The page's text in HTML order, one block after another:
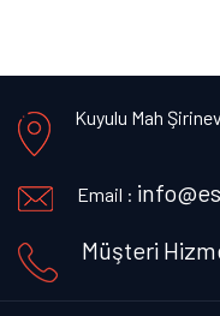
Kuyulu Mah
Email :
Müşteri